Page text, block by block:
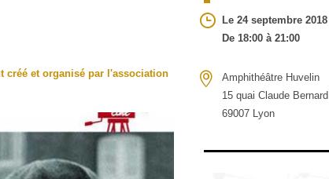
créé et organisé par l'association
Le 24 septembre 2018
De 18:00 à 21:00
Amphithéâtre Huvelin
15 quai Claude Bernard
69007 Lyon